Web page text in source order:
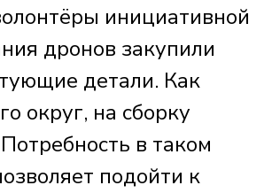
инициативной
дронов закупили
детали. Как
округ, на сборку
в таком
подойти к